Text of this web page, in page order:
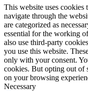
This website uses
navigate through the
are categorized as
essential for the working
also use third-party
you use this website.
only with your consent.
cookies. But opting out of
on your browsing
Necessary